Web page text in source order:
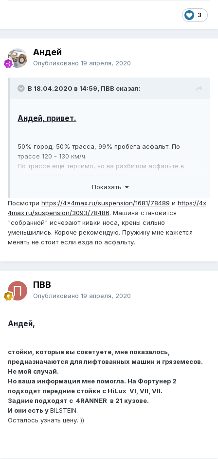
3
Андей
Опубликовано 19 апреля, 2020
В 18.04.2020 в 14:59, ПВВ сказал:
Андей, привет.
50% город, 50% трасса, 99% пробега асфальт. По
трассе 120 - 130 км/ч.
По трассе ещё терпимо, но на разбитом асфальте в
До Фортунера ( купил в 2019 ) 11 лет отъездил на Hi Lux
табуретка. Поставил стойки и амортизаторы BILSTEIN,
как только их начали изготавливать на этот автомобиль.
Вот это счастье. Даже пустой козлить перестал, ехал
как
как на седане, на трассе мягко, но плотно без раскачки.
спрашиваю. Возможно с 4 RUNNER подходят, но этот
Показать
Посмотри https://4x4max.ru/suspension/1681/78489 и https://4x
4max.ru/suspension/3093/78486. Машина становится
"собранной" исчезают кивки носа, крены сильно
уменьшились. Короче рекомендую. Пружину мне кажется
менять не стоит если езда по асфальту.
ПВВ
Опубликовано 19 апреля, 2020
Андей,
стойки, которые вы советуете, мне показалось,
предназначаются для лифтованных машин и гряземесов.
Не мой случай.
Но ваша информация мне помогла. На Фортунер 2
подходят передние стойки с HiLux VI, VII, VII.
Задние подходят с 4RANNER в 21 кузове.
И они есть уBILSTEIN.
Осталось узнать цену. ))